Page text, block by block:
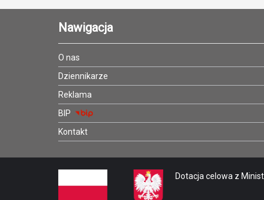
Nawigacja
O nas
Dziennikarze
Reklama
BIP
Kontakt
Dotacja celowa z